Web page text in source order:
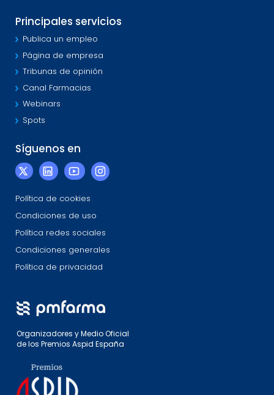
Principales servicios
Publica un empleo
Página de empresa
Tribunas de opinión
Canal Farmacias
Webinars
Spots
Síguenos en
Política de cookies
Condiciones de uso
Política redes sociales
Condiciones generales
Política de privacidad
Organizadores y Medio Oficial
de los Premios Aspid España